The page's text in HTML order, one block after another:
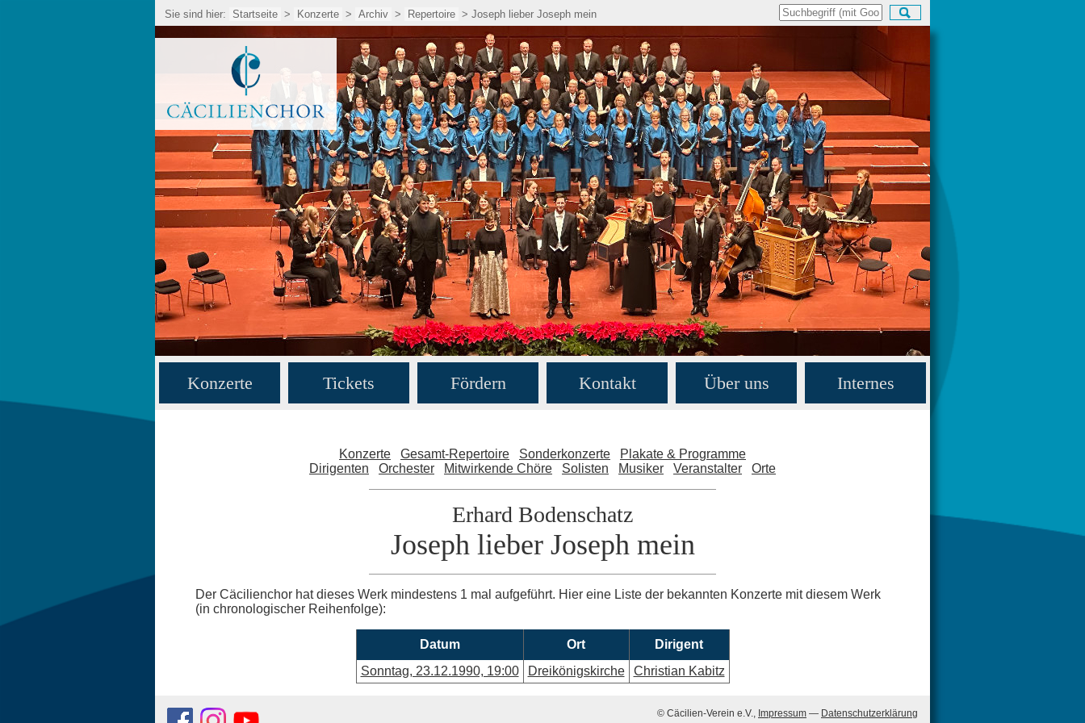
Sie sind hier: Startseite > Konzerte > Archiv > Repertoire > Joseph lieber Joseph mein
Konzerte Tickets Fördern Kontakt Über uns Internes
Konzerte Gesamt-Repertoire Sonderkonzerte
Plakate & Programme
Dirigenten
Orchester Mitwirkende Chöre Solisten Musiker Veranstalter Orte
Erhard Bodenschatz
Joseph lieber Joseph mein
Der Cäcilienchor hat dieses Werk mindestens 1 mal aufgeführt. Hier eine Liste der bekannten Konzerte mit diesem Werk
(in chronologischer Reihenfolge):
Datum Ort
Dirigent
Sonntag, 23.12.1990, 19:00
Dreikönigskirche Christian Kabitz
© Cäcilien-Verein e.V., Impressum — Datenschutzerklärung